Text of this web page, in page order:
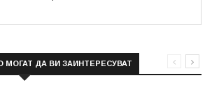
МОГАТ ДА ВИ ЗАИНТЕРЕСУВАТ